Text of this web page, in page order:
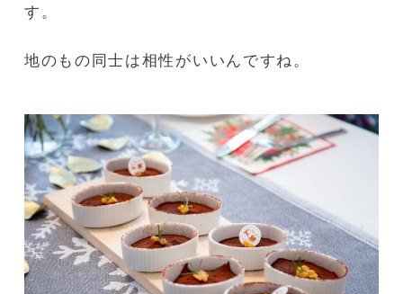
す。
地のもの同士は相性がいいんですね。